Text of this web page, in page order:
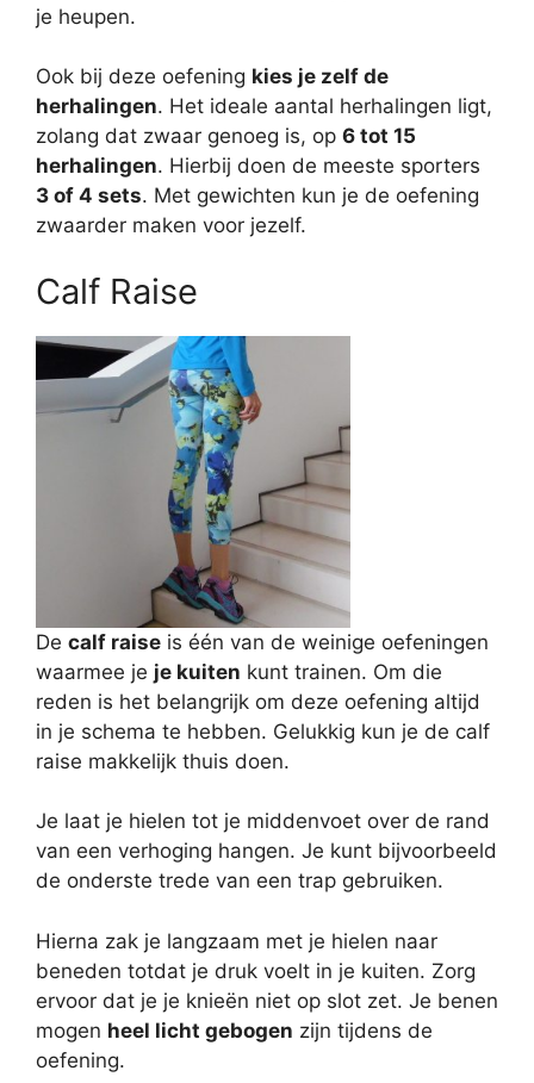
je heupen.
Ook bij deze oefening kies je zelf de
herhalingen. Het ideale aantal herhalingen ligt,
zolang dat zwaar genoeg is, op 6 tot 15
herhalingen. Hierbij doen de meeste sporters
3 of 4 sets. Met gewichten kun je de oefening
zwaarder maken voor jezelf.
Calf Raise
De calf raise is één van de weinige oefeningen
waarmee je je kuiten kunt trainen. Om die
reden is het belangrijk om deze oefening altijd
in je schema te hebben. Gelukkig kun je de calf
raise makkelijk thuis doen.
Je laat je hielen tot je middenvoet over de rand
van een verhoging hangen. Je kunt bijvoorbeeld
de onderste trede van een trap gebruiken.
Hierna zak je langzaam met je hielen naar
beneden totdat je druk voelt in je kuiten. Zorg
ervoor dat je je knieën niet op slot zet. Je benen
mogen heel licht gebogen zijn tijdens de
oefening.